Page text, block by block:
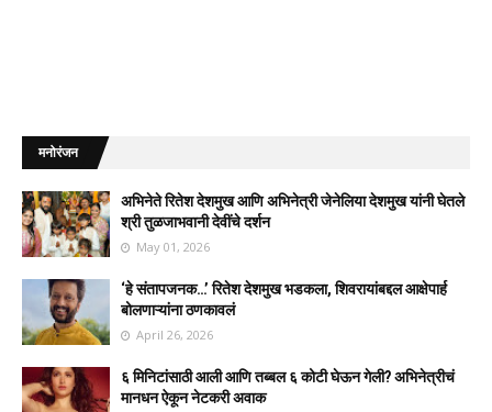
मनोरंजन
अभिनेते रितेश देशमुख आणि अभिनेत्री जेनेलिया देशमुख यांनी घेतले
श्री तुळजाभवानी देवींचे दर्शन
May 01, 2026
‘हे संतापजनक…’ रितेश देशमुख भडकला, शिवरायांबद्दल आक्षेपार्ह
बोलणाऱ्यांना ठणकावलं
April 26, 2026
६ मिनिटांसाठी आली आणि तब्बल ६ कोटी घेऊन गेली? अभिनेत्रीचं
मानधन ऐकून नेटकरी अवाक